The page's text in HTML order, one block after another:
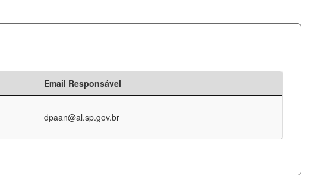
Email Responsável
dpaan@al.sp.gov.br